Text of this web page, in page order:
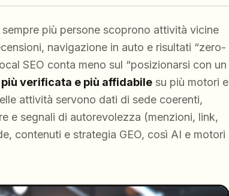
più persone scoprono attività vicine
navigazione in auto e risultati “zero-
SEO conta meno sul “posizionarsi con un
verificata e più affidabile su più motori e
attività servono dati di sede coerenti,
e segnali di autorevolezza (menzioni, link,
contenuti e strategia GEO, così AI e motori